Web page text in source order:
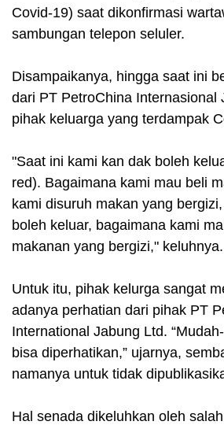
Covid-19) saat dikonfirmasi
sambungan telepon seluler.
Disampaikanya, hingga saat ini
dari PT PetroChina Internasional
pihak keluarga yang terdampak
"Saat ini kami kan dak boleh
red). Bagaimana kami mau beli
kami disuruh makan yang
boleh keluar, bagaimana kami
makanan yang bergizi," keluhnya.
Untuk itu, pihak kelurga sangat
adanya perhatian dari pihak PT
International Jabung Ltd.
bisa diperhatikan,” ujarnya,
namanya untuk tidak
Hal senada dikeluhkan oleh